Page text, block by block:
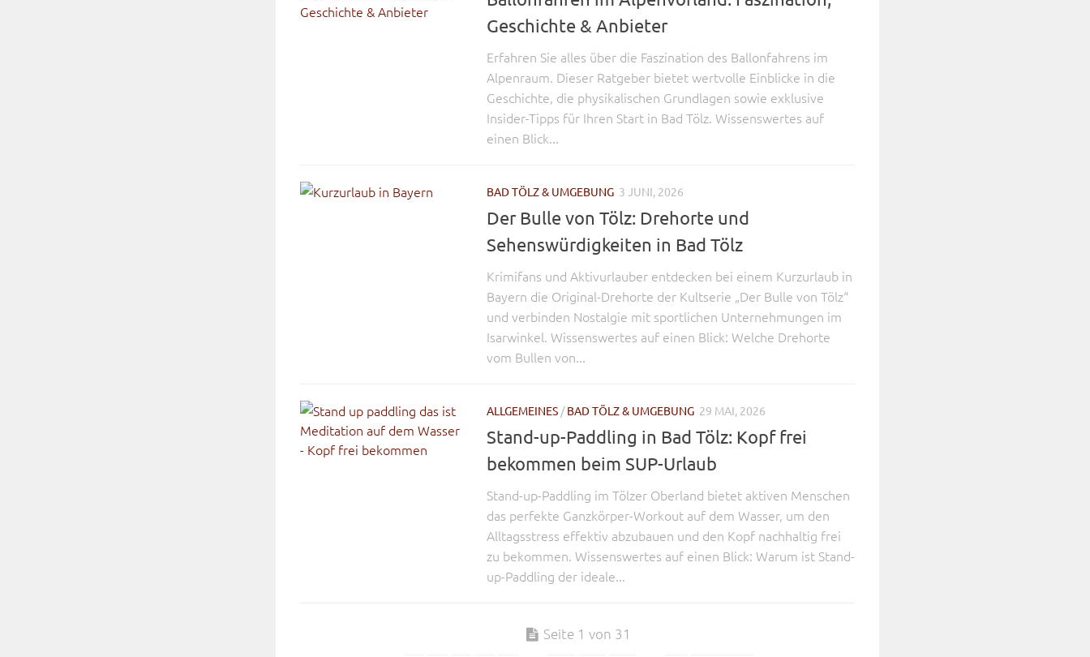
Geschichte & Anbieter
Erfahren Sie alles über die Faszination des Ballonfahrens im
Alpenraum. Dieser Ratgeber bietet wertvolle Einblicke in die
Geschichte, die physikalischen Grundlagen sowie exklusive
Insider-Tipps für Ihren Start in Bad Tölz. Wissenswertes auf
einen Blick...
BAD TÖLZ & UMGEBUNG 3 JUNI, 2026
Der Bulle von Tölz: Drehorte und
Sehenswürdigkeiten in Bad Tölz
Krimifans und Aktivurlauber entdecken bei einem Kurzurlaub in
Bayern die Original-Drehorte der Kultserie „Der Bulle von Tölz“
und verbinden Nostalgie mit sportlichen Unternehmungen im
Isarwinkel. Wissenswertes auf einen Blick: Welche Drehorte
vom Bullen von...
ALLGEMEINES /BAD TÖLZ & UMGEBUNG 29 MAI, 2026
Stand-up-Paddling in Bad Tölz: Kopf frei
bekommen beim SUP-Urlaub
Stand-up-Paddling im Tölzer Oberland bietet aktiven Menschen
das perfekte Ganzkörper-Workout auf dem Wasser, um den
Alltagsstress effektiv abzubauen und den Kopf nachhaltig frei
zu bekommen. Wissenswertes auf einen Blick: Warum ist Stand-
up-Paddling der ideale...
Seite 1 von 31